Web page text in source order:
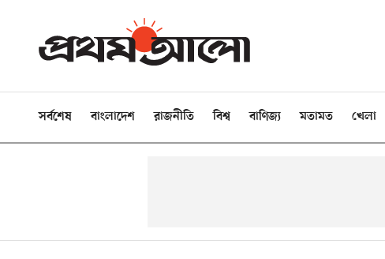
সর্বশেষ বাংলাদেশ রাজনীতি বিশ্ব বাণিজ্য মতামত খেলা